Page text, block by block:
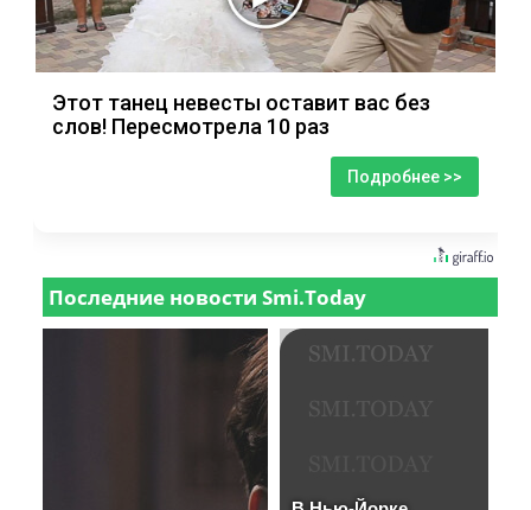
Этот танец невесты оставит вас без
слов! Пересмотрела 10 раз
Подробнее >>